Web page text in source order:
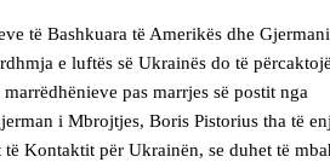
të Bashkuara të Amerikës dhe
e luftës së Ukrainës do të
pas marrjes së postit nga
i Mbrojtjes, Boris Pistorius tha të
Kontaktit për Ukrainën, se duhet të